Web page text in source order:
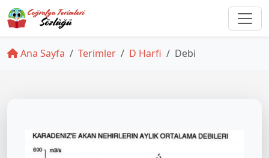
Ana Sayfa Terimler D Harfi Debi